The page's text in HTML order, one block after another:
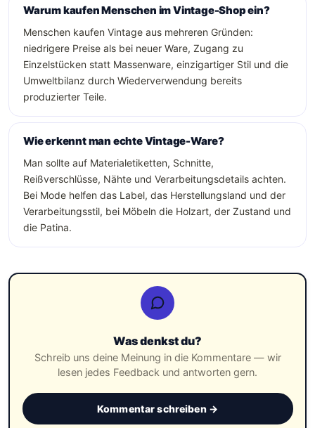
Warum kaufen Menschen im Vintage-Shop ein?
Menschen kaufen Vintage aus mehreren Gründen:
niedrigere Preise als bei neuer Ware, Zugang zu
Einzelstücken statt Massenware, einzigartiger Stil und die
Umweltbilanz durch Wiederverwendung bereits
produzierter Teile.
Wie erkennt man echte Vintage-Ware?
Man sollte auf Materialetiketten, Schnitte,
Reißverschlüsse, Nähte und Verarbeitungsdetails achten.
Bei Mode helfen das Label, das Herstellungsland und der
Verarbeitungsstil, bei Möbeln die Holzart, der Zustand und
die Patina.
Was denkst du?
Schreib uns deine Meinung in die Kommentare — wir
lesen jedes Feedback und antworten gern.
Kommentar schreiben →